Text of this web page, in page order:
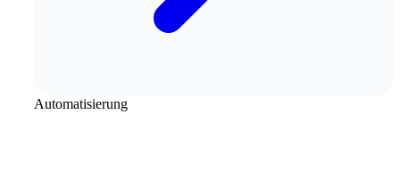
Automatisierung